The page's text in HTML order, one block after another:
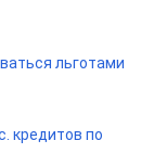
льготами
кредитов по